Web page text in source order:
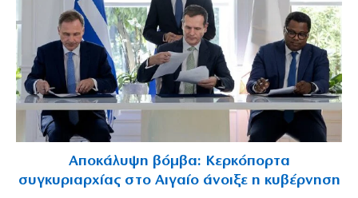
Αποκάλυψη βόμβα: Κερκόπορτα
συγκυριαρχίας στο Αιγαίο άνοιξε η κυβέρνηση